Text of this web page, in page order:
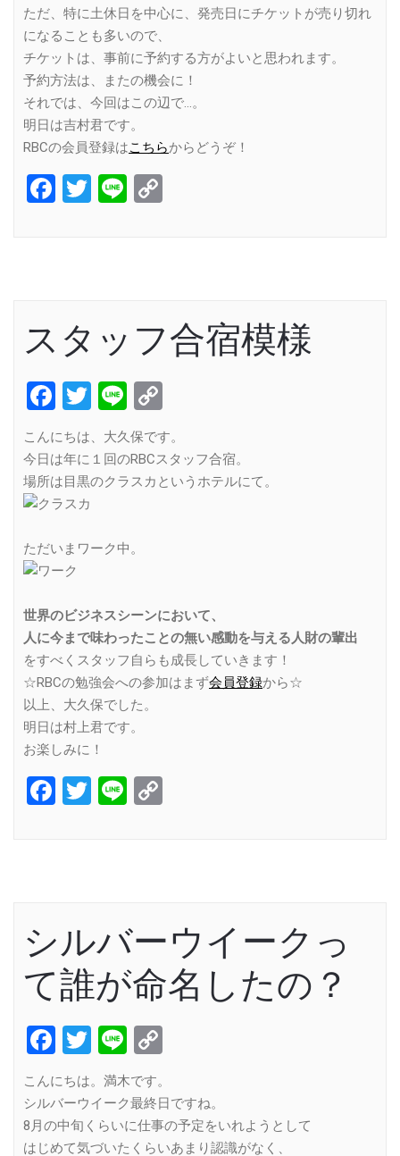
ただ、特に土休日を中心に、発売日にチケットが売り切れ
になることも多いので、
チケットは、事前に予約する方がよいと思われます。
予約方法は、またの機会に！
それでは、今回はこの辺で…。
明日は吉村君です。
RBCの会員登録はこちらからどうぞ！
Facebook
Twitter
Line
スタッフ合宿模様
Facebook
Twitter
Line
Link
こんにちは、大久保です。
今日は年に１回のRBCスタッフ合宿。
場所は目黒のクラスカというホテルにて。
ただいまワーク中。
世界のビジネスシーンにおいて、
人に今まで味わったことの無い感動を与える人財の輩出
をすべくスタッフ自らも成長していきます！
☆RBCの勉強会への参加はまず会員登録から☆
以上、大久保でした。
明日は村上君です。
お楽しみに！
Facebook
Twitter
Line
シルバーウイークっ
て誰が命名したの？
Facebook
Twitter
Line
こんにちは。満木です。
シルバーウイーク最終日ですね。
8月の中旬くらいに仕事の予定をいれようとして
はじめて気づいたくらいあまり認識がなく、